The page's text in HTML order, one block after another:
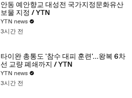
안동 예안향교 대성전 국가지정문화유산
보물 지정 / YTN
YTN news
3시간 전
타이완 총통도 '참수 대피 훈련'...왕복 6차
선 교량 폐쇄까지 / YTN
YTN news
3시간 전